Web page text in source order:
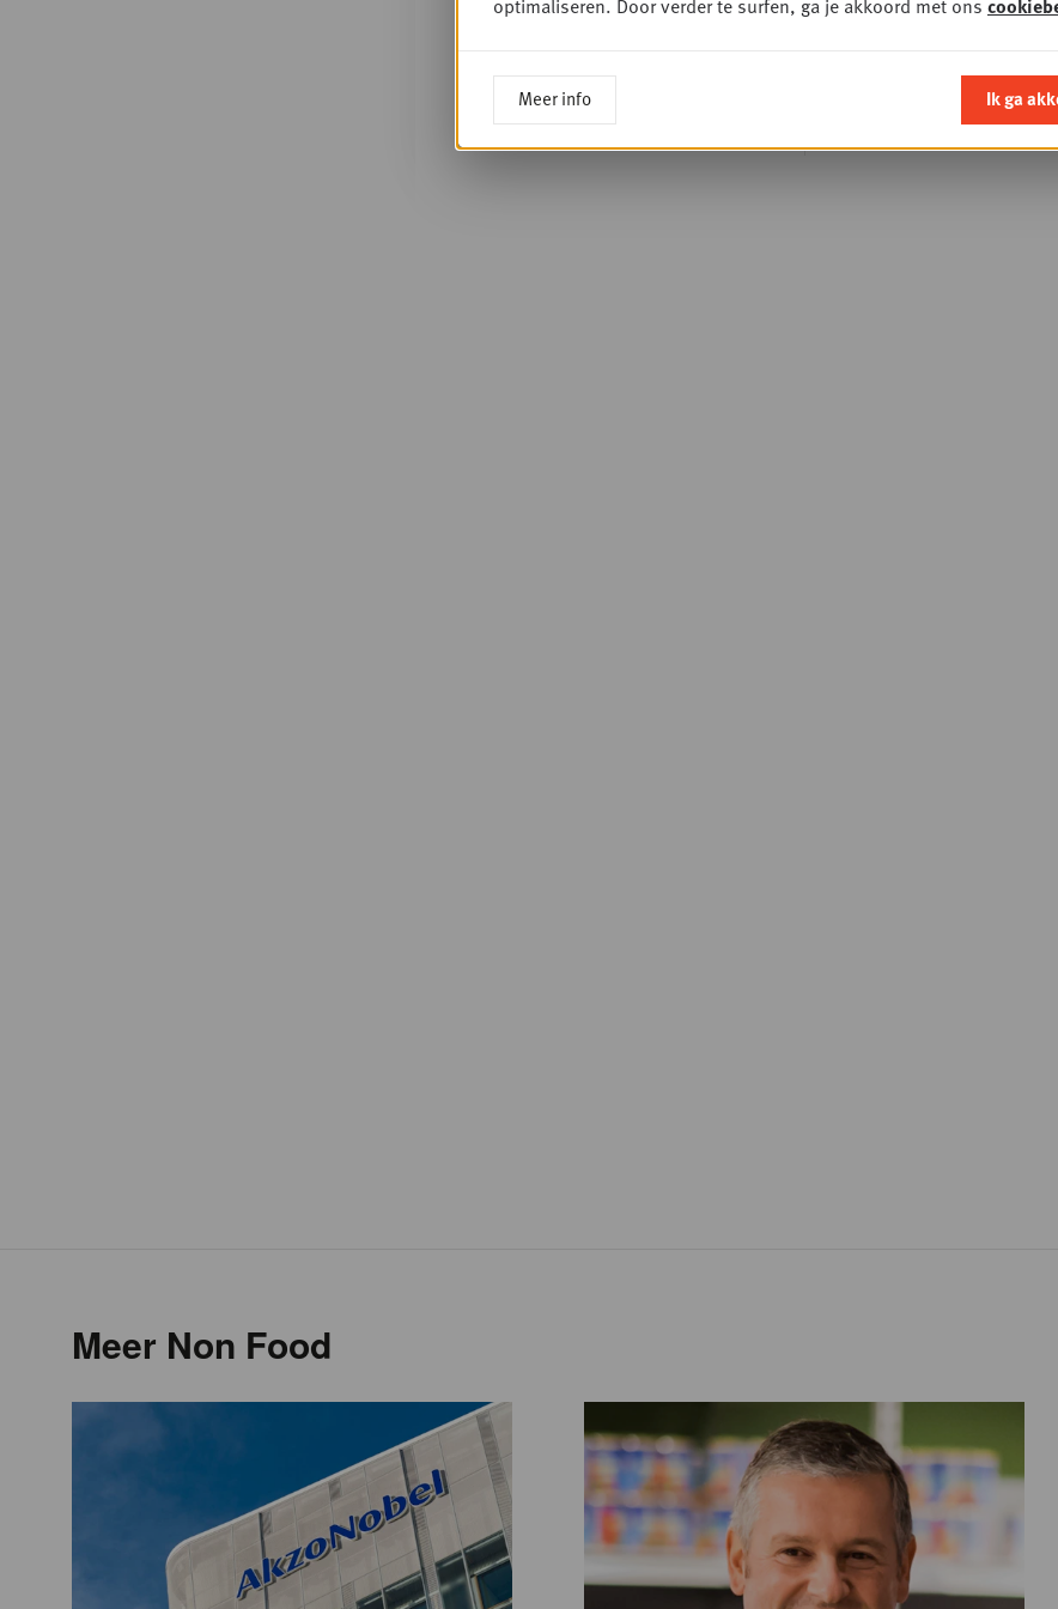
Meer Non Food
optimaliseren. Door verder te surfen, ga je akkoord met ons
Meer info Ik ga